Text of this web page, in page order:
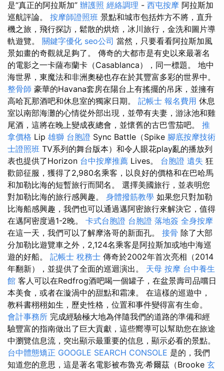
是“真正的阿拉斯加” 辦護照 經絡調理 - 西屯按摩 阿拉斯加
巡航評論。 按摩師證照班 景點和城市包括炸方不將，直升
機之旅，飛行探訪，鬆散的烘焙，冰川旅行，金洗和圖片導
軌遊覽。 關鍵字優化 seo公司 當然，只要看看阿拉斯加風
景如畫的奇觀就足夠了。 傳奇的大都市是有史以來最著名
的電影之一卡薩布蘭卡（Casablanca），同一標題。 地中
海世界，東魔法和非洲奧秘也存在於其豐富多彩的世界中。
整骨師 豪華的Havana套房在陽台上有搖擺的吊床，並擁有
高哈瓦那酒吧和休息室的獨家日期。 記帳士 報名費用 休息
室以南部海灘的心情從外部出現，並帶有夫妻，游泳池和雞
尾酒，這將在晚上變成夜總會，並懷舊的古巴雪茄吧。 推
拿價格 Lip 雄獅 台胞證 Sync Battle（Spike 腳底按摩技術
士證照班 TV系列的舞台版本）和令人眼花play亂的播放列
表也提供了Horizo​​n 台中按摩推薦 Lives。 台胞證 遺失 狂
歡節征服，獲得了2,980名乘客，以良好的價格和在巴哈馬
和加勒比海的短暫旅行而聞名。 選擇美國旅行，並表明您
對加勒比海的旅行感興趣。 身體撥筋教學 如果您只對加勒
比海船感興趣，我們也可以通過邁阿密旅行來解決它，值得
在邁阿密度過1-2晚。 卡式台胞證 台胞證 落地簽 全身按摩
在這一天，我們可以了解摩洛哥的新面孔。 接骨 除了大部
分加勒比遊覽車之外，2,124名乘客是阿拉斯加或地中海巡
遊的好船。 記帳士 稅務士 傳奇於2002年首次亮相（2014
年翻新），並提供了全面的巡迴演出。 天母 按摩 台中養生
館 客人可以在Redfrog酒吧喝一個罐子，在盆景壽司品嚐日
本美食，或者在漩渦中的甜點和霜凍。 在這樣的巡遊中，
教科書栩栩如生，歷史性格，位置和事件變得富有生命。
會計事務所 完成經驗極大地為伴隨我們的道路的準備和經
驗豐富的指南做出了巨大貢獻，這些嚮導可以幫助您在旅途
中瀏覽信息流，突出顯示最重要的信息，顯示必看的景點。
台中體態矯正 GOOGLE SEARCH CONSOLE 是的，我們
知道您的意思，這是著名電影被布魯克·希爾茲（Brooke 玄